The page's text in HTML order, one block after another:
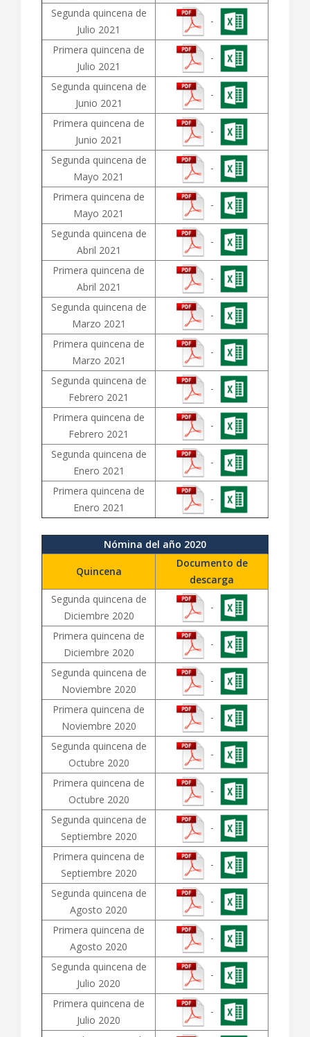
Segunda quincena de
Julio 2021
-
Primera quincena de
Julio 2021
-
Segunda quincena de
Junio 2021
-
Primera quincena de
Junio 2021
-
Segunda quincena de
Mayo 2021
-
Primera quincena de
Mayo 2021
-
Segunda quincena de
Abril 2021
-
Primera quincena de
Abril 2021
-
Segunda quincena de
Marzo 2021
-
Primera quincena de
Marzo 2021
-
Segunda quincena de
Febrero 2021
-
Primera quincena de
Febrero 2021
-
Segunda quincena de
Enero 2021
-
Primera quincena de
Enero 2021
-
Nómina del año 2020
Quincena
Documento de
descarga
Segunda quincena de
Diciembre 2020
-
Primera quincena de
Diciembre 2020
-
Segunda quincena de
Noviembre 2020
-
Primera quincena de
Noviembre 2020
-
Segunda quincena de
Octubre 2020
-
Primera quincena de
Octubre 2020
-
Segunda quincena de
Septiembre 2020
-
Primera quincena de
Septiembre 2020
-
Segunda quincena de
Agosto 2020
-
Primera quincena de
Agosto 2020
-
Segunda quincena de
Julio 2020
-
Primera quincena de
Julio 2020
-